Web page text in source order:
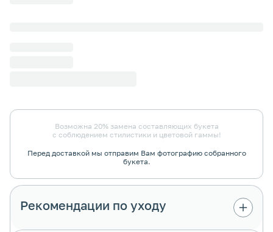
Возможна 20% замена составляющих букета
с соблюдением стилистики и цветовой гаммы!
Перед доставкой мы отправим Вам фотографию собранного
букета.
Рекомендации по уходу